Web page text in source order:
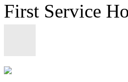
First Service